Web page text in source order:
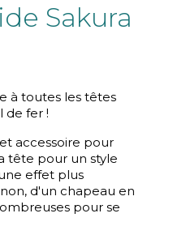
Sakura
à toutes les têtes
de fer !
accessoire pour
tête pour un style
effet plus
d'un chapeau en
pour se